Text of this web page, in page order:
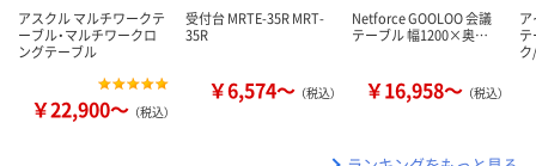
アスクル マルチワークテ
ーブル・マルチワークロ
ングテーブル
￥22,900～ （税込）
受付台 MRTE-35R MRT-
35R
￥6,574～ （税込）
Netforce GOOLOO 会議
テーブル 幅1200×奥…
￥16,958～ （税込）